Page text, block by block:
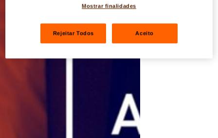
Mostrar finalidades
Rejeitar Todos Aceito